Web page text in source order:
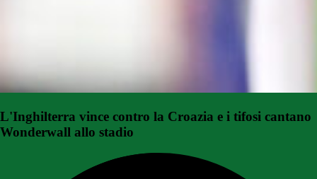
L'Inghilterra vince contro la Croazia e i tifosi cantano
Wonderwall allo stadio